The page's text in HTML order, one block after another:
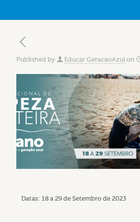
Published by Educar GeracaoAzul on
Datas: 18 a 29 de Setembro de 2023